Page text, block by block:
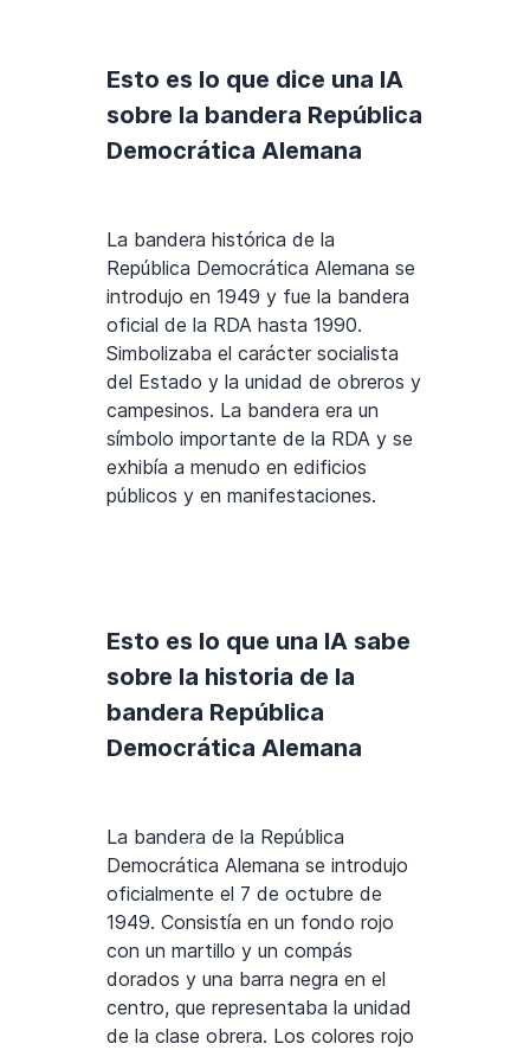
Esto es lo que dice una IA
sobre la bandera República
Democrática Alemana
La bandera histórica de la
República Democrática Alemana se
introdujo en 1949 y fue la bandera
oficial de la RDA hasta 1990.
Simbolizaba el carácter socialista
del Estado y la unidad de obreros y
campesinos. La bandera era un
símbolo importante de la RDA y se
exhibía a menudo en edificios
públicos y en manifestaciones.
Esto es lo que una IA sabe
sobre la historia de la
bandera República
Democrática Alemana
La bandera de la República
Democrática Alemana se introdujo
oficialmente el 7 de octubre de
1949. Consistía en un fondo rojo
con un martillo y un compás
dorados y una barra negra en el
centro, que representaba la unidad
de la clase obrera. Los colores rojo